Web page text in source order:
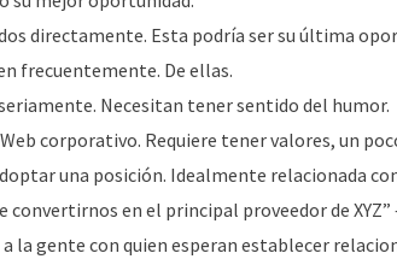
directamente. Esta podría ser su última
frecuentemente. De ellas.
Necesitan tener sentido del humor.
corporativo. Requiere tener valores, un
una posición. Idealmente relacionada
convertirnos en el principal proveedor de
la gente con quien esperan establecer